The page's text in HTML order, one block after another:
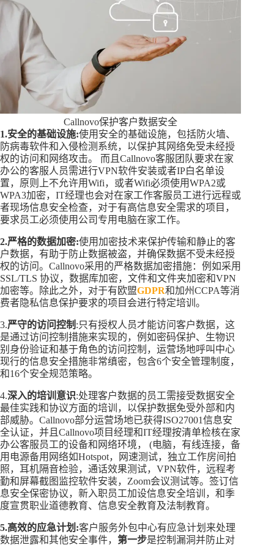
Callnovo保护客户数据安全
1.安全的基础设施:使用安全的基础设施，包括防火墙、
防病毒软件和入侵检测系统，以保护其网络免受未经授
权的访问和网络攻击。 而且Callnovo客服团队要求在家
办公的客服人员需进行VPN软件安装或者IP白名单设
置，原则上不允许用Wifi，或者Wifi必须使用WPA2或
WPA3加密，IT经理也会对在家工作客服员工进行远程或
者现场信息安全检查，对于有高信息安全需求的项目，
要求员工必须使用公司专用电脑在家工作。
2.严格的数据加密:使用加密技术来保护传输和静止的客
户数据，有助于防止数据被盗，并确保数据不受未经授
权的访问。Callnovo采用的严格数据加密措施：例如采用
SSL/TLS 协议，数据库加密，文件和文件夹加密和VPN
加密等。除此之外，对于有欧盟GDPR和加州CCPA等消
费者隐私信息保护要求的项目会进行特定培训。
3.严守的访问控制 :只有授权人员才能访问客户数据，这
是通过访问控制措施来实现的，例如密码保护、生物识
别身份验证和基于角色的访问控制，运营场地呼叫中心
现行的信息安全措施非常缜密，包含6个安全管理制度，
和16个安全规范策略。
4.深入的培训意识:处理客户数据的员工需接受数据安全
最佳实践和协议方面的培训，以保护数据免受外部和内
部威胁。Callnovo部分运营场地已获得ISO27001信息安
全认证，并且Callnovo项目经理和IT经理按清单检核在家
办公客服员工的设备和网络环境， (电脑，有线连接，备
用电源备用网络如Hotspot，网速测试，独立工作房间拍
照，耳机隔音检验，通话效果测试，VPN软件，远程考
勤和屏幕截图监控软件安装，Zoom会议测试等。签订信
息安全保密协议，新入职员工加设信息安全培训，和季
度宣贯职业道德教育、信息安全教育及法制教育。
5.高效的应急计划:客户服务外包中心有应急计划来处理
数据泄露和其他安全事件， 第一步是控制漏洞并防止对